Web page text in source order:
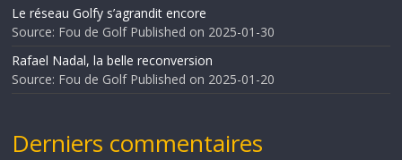
Le réseau Golfy s’agrandit encore
Source: Fou de Golf Published on 2025-01-30
Rafael Nadal, la belle reconversion
Source: Fou de Golf Published on 2025-01-20
Derniers commentaires